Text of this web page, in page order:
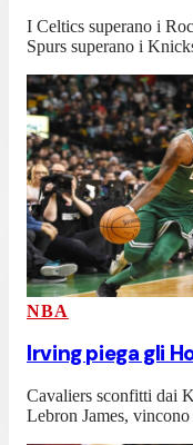
I Celtics superano i
Spurs superano i
NBA
Irving piega gli
Cavaliers sconfitti dai
Lebron James,